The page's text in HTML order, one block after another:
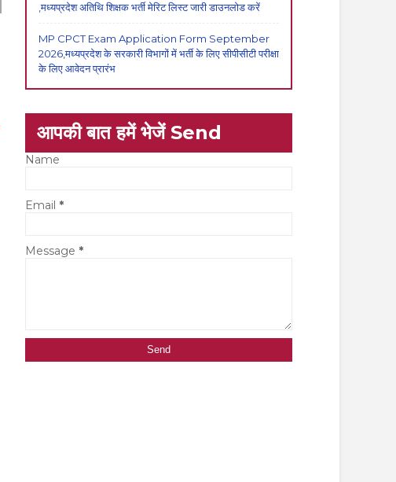
,मध्यप्रदेश अतिथि शिक्षक भर्ती मेरिट लिस्ट जारी डाउनलोड करें
MP CPCT Exam Application Form September
2026,मध्यप्रदेश के सरकारी विभागों में भर्ती के लिए सीपीसीटी परीक्षा
के लिए आवेदन प्रारंभ
आपकी बात हमें भेजें Send
Name
Email *
Message *